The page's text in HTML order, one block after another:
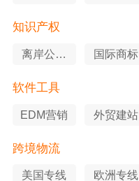
知识产权
离岸公司
国际商标
软件工具
EDM营销 外贸建站
跨境物流
美国专线 欧洲专线